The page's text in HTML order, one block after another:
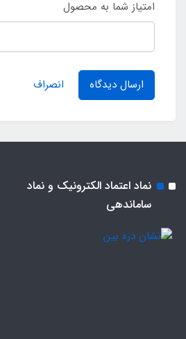
امتیاز شما به محصول
ارسال دیدگاه انصراف
نماد اعتماد الکترونیک و نماد
ساماندهی